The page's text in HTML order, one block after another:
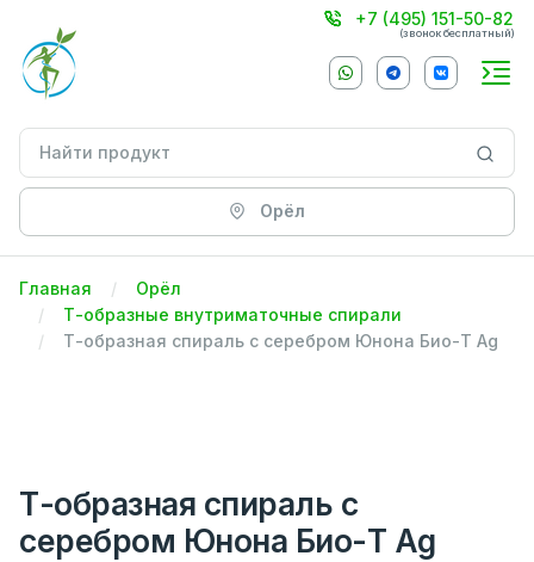
+7 (495) 151-50-82
(звонок бесплатный)
Орёл
Главная
Орёл
Т-образные внутриматочные спирали
Т-образная спираль с серебром Юнона Био-Т Ag
Т-образная спираль с
серебром Юнона Био-Т Ag